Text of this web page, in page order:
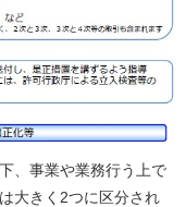
、事業や業務行う上で
大きく2つに区分され